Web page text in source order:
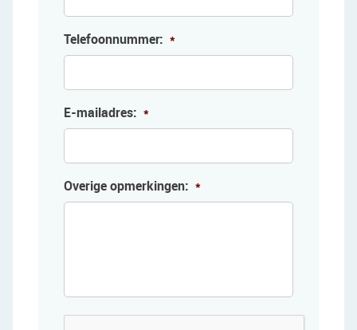
Telefoonnummer: *
E-mailadres: *
Overige opmerkingen: *